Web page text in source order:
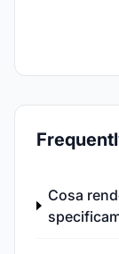
Cosa